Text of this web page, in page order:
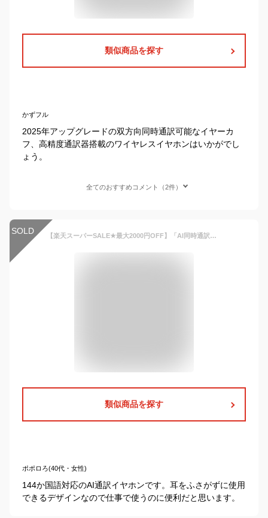
類似商品を探す
かずフル
2025年アップグレードの双方向同時通訳可能なイヤーカ
フ、高精度通訳器搭載のワイヤレスイヤホンはいかがでし
ょう。
全てのおすすめコメント（2件）
SOLD 【楽天スーパーSALE★最大2000円OFF】「AI同時通訳！」AI翻訳イヤホン イヤホン 骨伝導 ワイヤレスイヤホン イヤホン AI翻訳機能付 Bluetooth5.49 ノイズキャンセリング 自動ペアリング 会議記録 多国言語対応 耳が痛くない 軽量 iPhone iOS Android に対応
類似商品を探す
ポポロろ(40代・女性)
144か国語対応のAI通訳イヤホンです。耳をふさがずに使用
できるデザインなので仕事で使うのに便利だと思います。